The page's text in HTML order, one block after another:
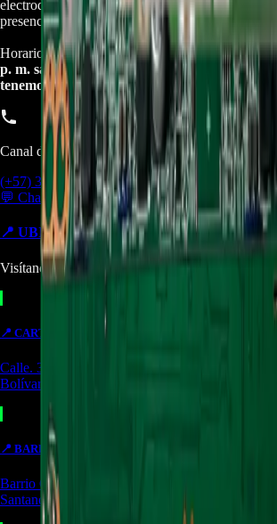
electrodomésticos, motos electricas y repuestos
presencia en toda Colombia.
Horario de atención Call Center: lunes a
p. m. sabados de 9:00 a. m. a 1:00 p. m.
tenemos atencion online.
Canal de Ventas!!
(+57) 301 5739461
💬 Chatear por WhatsApp
📍 UBICACIONES Y SUCURSALES
Visítanos en cualquiera de nuestras tiendas
📍 CARTAGENA TIENDA
Calle. 31 #57-106. CC Ejecutivos Local 130
Bolívar
📍 BARRANCABERMEJA
Barrio Colombia, Cl. 49 #15-66 Local 107
Santander